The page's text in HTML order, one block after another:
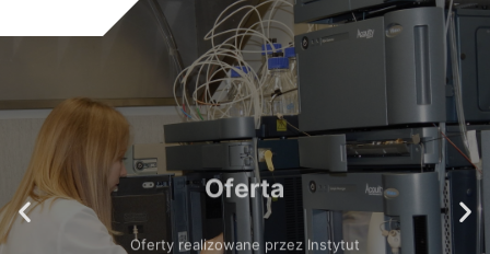
Oferta
Oferty realizowane przez Instytut
Uprawy Nawożenia i Gleboznawstwa